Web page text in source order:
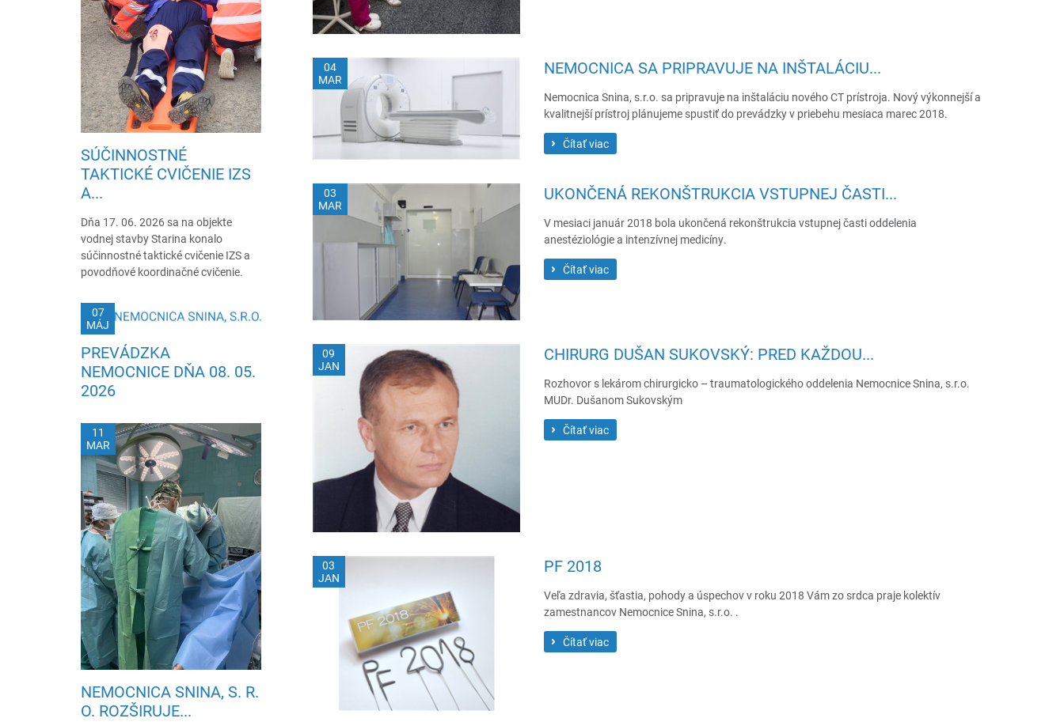
04
MAR
NEMOCNICA SA PRIPRAVUJE NA INŠTALÁCIU...
Nemocnica Snina, s.r.o. sa pripravuje na inštaláciu nového CT prístroja. Nový výkonnejší a
kvalitnejší prístroj plánujeme spustiť do prevádzky v priebehu mesiaca marec 2018.
Čítať viac
03
MAR
UKONČENÁ REKONŠTRUKCIA VSTUPNEJ ČASTI...
V mesiaci január 2018 bola ukončená rekonštrukcia vstupnej časti oddelenia
anestéziológie a intenzívnej medicíny.
Čítať viac
09
JAN
CHIRURG DUŠAN SUKOVSKÝ: PRED KAŽDOU...
Rozhovor s lekárom chirurgicko – traumatologického oddelenia Nemocnice Snina, s.r.o.
MUDr. Dušanom Sukovským
Čítať viac
03
JAN
PF 2018
Veľa zdravia, šťastia, pohody a úspechov v roku 2018 Vám zo srdca praje kolektív
zamestnancov Nemocnice Snina, s.r.o. .
Čítať viac
SÚČINNOSTNÉ
TAKTICKÉ CVIČENIE IZS
A...
Dňa 17. 06. 2026 sa na objekte
vodnej stavby Starina konalo
súčinnostné taktické cvičenie IZS a
povodňové koordinačné cvičenie.
07
MÁJ
PREVÁDZKA
NEMOCNICE DŇA 08. 05.
2026
11
MAR
NEMOCNICA SNINA, S. R.
O. ROZŠIRUJE...